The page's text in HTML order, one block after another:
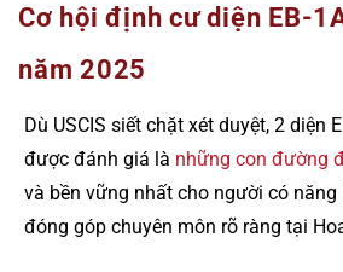
Cơ hội định cư diện EB-
năm 2025
Dù USCIS siết chặt xét duyệt, 2 diện
được đánh giá là những con đường
và bền vững nhất cho người có
đóng góp chuyên môn rõ ràng tại